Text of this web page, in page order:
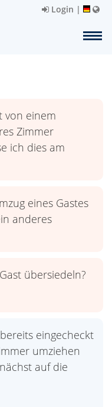
Login |
von einem
Zimmer
ich dies am
eines Gastes
anderes
übersiedeln?
eingecheckt
umziehen
auf die